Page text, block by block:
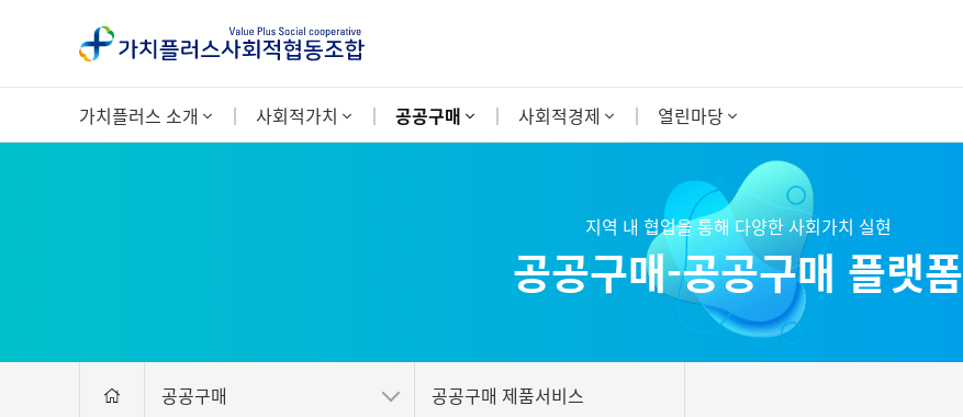
가치플러스 소개 사회적가치 공공구매 사회적경제 열린마당
지역 내 협업을 통해 다양한 사회가치 실현
공공구매-공공구매 플랫폼
공공구매 공공구매 제품서비스